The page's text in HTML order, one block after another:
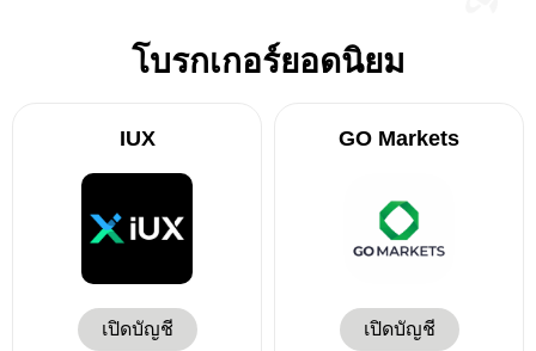
โบรกเกอร์ยอดนิยม
IUX
เปิดบัญชี
GO Markets
เปิดบัญชี